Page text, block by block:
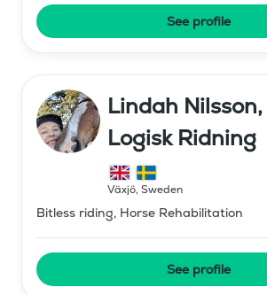
See profile
Lindah Nilsson,
Logisk Ridning
Växjö, Sweden
Bitless riding, Horse Rehabilitation
See profile